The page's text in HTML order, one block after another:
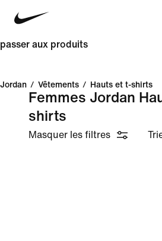
passer aux produits
Jordan / Vêtements / Hauts et t-shirts
Femmes Jordan
shirts
Masquer les filtres